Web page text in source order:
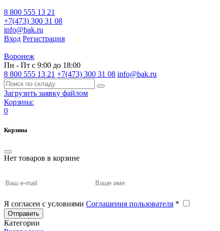
8 800 555 13 21
+7(473) 300 31 08
info@bak.ru
Вход Регистрация
Воронеж
Пн - Пт с 9:00 до 18:00
8 800 555 13 21 +7(473) 300 31 08 info@bak.ru
Загрузить заявку файлом
Корзина:
0
Корзина
Нет товаров в корзине
Я согласен с условиями Соглашения пользователя *
Отправить
Категории